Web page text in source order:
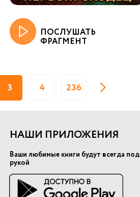
ПОСЛУШАТЬ
ФРАГМЕНТ
3 4 236
НАШИ ПРИЛОЖЕНИЯ
Ваши любимые книги будут всегда под
рукой